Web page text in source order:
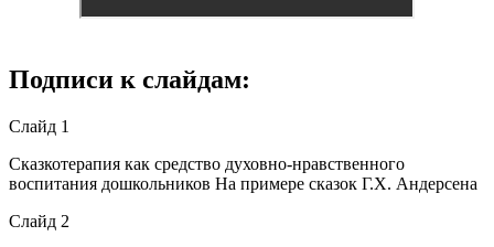
Подписи к слайдам:
Слайд 1
Сказкотерапия как средство духовно-нравственного
воспитания дошкольников На примере сказок Г.Х. Андерсена
Слайд 2